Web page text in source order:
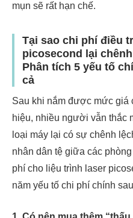
mụn sẽ rất hạn chế.
Tại sao chi phí điều
picosecond lại
Phân tích 5 yếu tố
cả
Sau khi nắm được mức giá
hiệu, nhiều người vẫn thắc
loại máy lại có sự chênh
nhân dân tệ giữa các
phí cho liệu trình laser
năm yếu tố chi phí chính